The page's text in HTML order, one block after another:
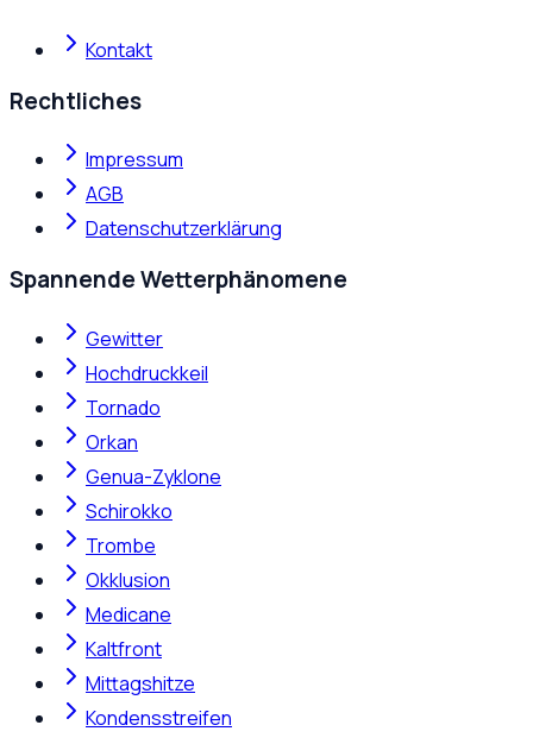
Kontakt
Rechtliches
Impressum
AGB
Datenschutzerklärung
Spannende Wetterphänomene
Gewitter
Hochdruckkeil
Tornado
Orkan
Genua-Zyklone
Schirokko
Trombe
Okklusion
Medicane
Kaltfront
Mittagshitze
Kondensstreifen